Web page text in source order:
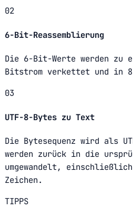
02
6-Bit-Reassemblierung
Die 6-Bit-Werte werden zu
Bitstrom verkettet und in
03
UTF-8-Bytes zu Text
Die Bytesequenz wird als
werden zurück in die
umgewandelt,
Zeichen.
TIPPS